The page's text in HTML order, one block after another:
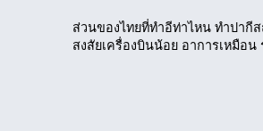
ส่วนของไทยที่ทำอีท่าไหน ทำปากี
สงสัยเครื่องบินน้อย อาการเหมือน